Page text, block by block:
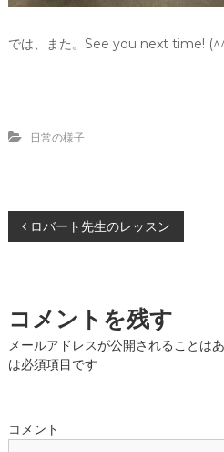
では、また。See you next time!
日常の様子
投
ナ
ビ
ー
ロバート先生のレッスン
コメントを残す
メールアドレスが公開されることはあ
は必須項目です
コメント